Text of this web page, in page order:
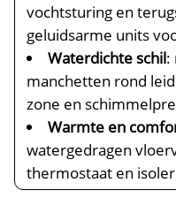
vochtsturing en
geluidsarme units
Waterdichte schil:
manchetten rond
zone en
Warmte en
watergedragen
thermostaat en